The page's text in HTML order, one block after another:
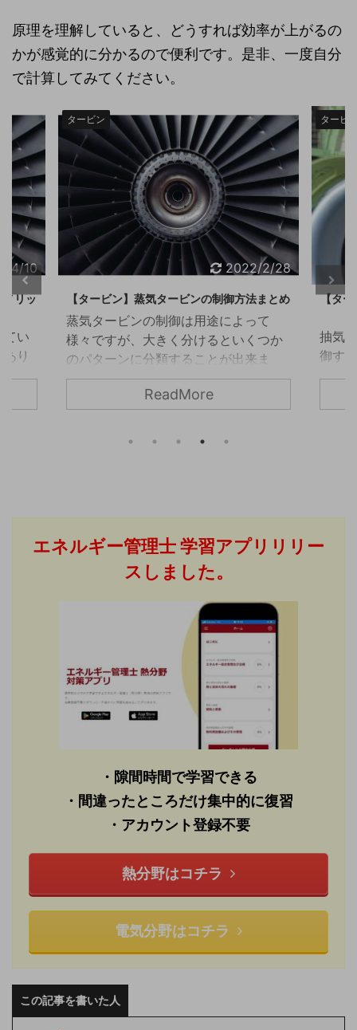
原理を理解していると、どうすれば効率が上がるの
かが感覚的に分かるので便利です。是非、一度自分
で計算してみてください。
4/10
メリッ
てい
り
ービ
ンと
タービン
2022/2/28
【タービン】蒸気タービンの制御方法まとめ
蒸気タービンの制御は用途によって
様々ですが、大きく分けるといくつか
のパターンに分類することが出来ま
す。 この記事では、蒸気タービンの制
御方法についてまとめています。 蒸気
御方法は大きく分けると次の４パター
に供給する蒸気量を調整します。 主に
売電を目的とした発電プラントで用い
ReadMore
タービ
【ター
抽気
御す
外部
こち
圧力
エネルギー管理士学習アプリリリー
スしました。
・隙間時間で学習できる
・間違ったところだけ集中的に復習
・アカウント登録不要
熱分野はコチラ
電気分野はコチラ
この記事を書いた人